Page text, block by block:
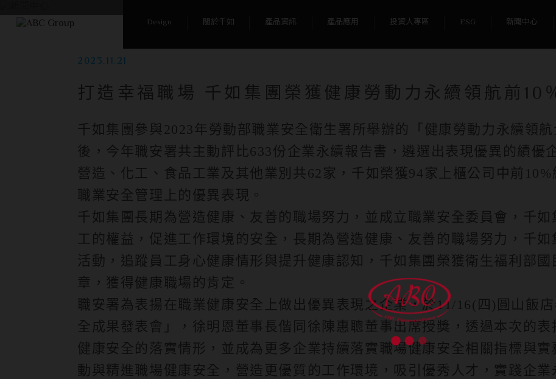
Design 關於千如 產品資訊 產品應用 投資人專區 ESG 新聞中心
新聞中心 打造幸福職場 千如集團榮獲健康勞動力永續領航前10％績
2023.11.21
打造幸福職場 千如集團榮獲健康勞動力永續領航前10
千如集團參與2023年勞動部職業安全衛生署所舉辦的「健康勞動力永續領
後，今年職安署共主動評比633份企業永續報告書，遴選出表現優異的績優
營造、化工、食品工業及其他業別共62家，千如榮獲94家上櫃公司中前
職業安全管理上的優異表現。
千如集團長期為營造健康、友善的職場努力，並成立職業安全委員會，千
工的權益，促進工作環境的安全，長期為營造健康、友善的職場努力，千
活動，追蹤員工身心健康情形與提升健康認知，千如集團榮獲衛生福利部
章，獲得健康職場的肯定。
職安署為表揚在職業健康安全上做出優異表現之企業，於11/16(四) 圓山飯
全成果發表會」， 徐明恩董事長偕同徐陳惠聰董事出席授獎，透過本次的
健康安全的落實情形 ，並成為更多企業持續落實職場健康安全相關指標與
動與精進職場健康安全，營造更優質的工作環境，吸引優秀人才，實踐企業